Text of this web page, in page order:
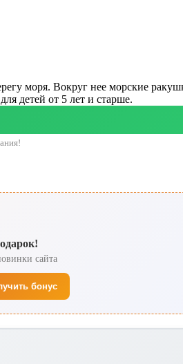
моря. Вокруг нее морские
детей от 5 лет и старше.
сайта
бонус